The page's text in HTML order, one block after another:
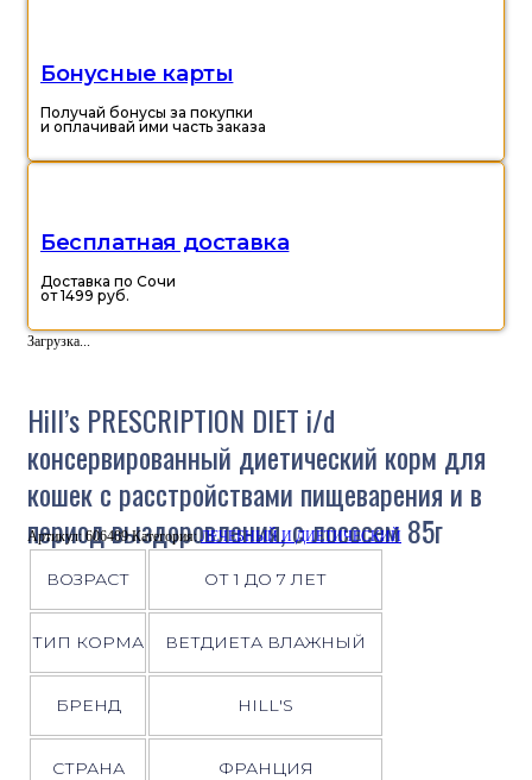
Бонусные карты
Получай бонусы за покупки
и оплачивай ими часть заказа
Бесплатная доставка
Доставка по Сочи
от 1499 руб.
Загрузка...
Hill’s PRESCRIPTION DIET i/d
консервированный диетический корм для
кошек с расстройствами пищеварения и в
период выздоровления, с лососем 85г
Артикул:606409 Категория:ЛЕЧЕБНЫЙ И ДИЕТИЧЕСКИЙ
ВОЗРАСТ ОТ 1 ДО 7 ЛЕТ
ТИП КОРМА ВЕТДИЕТА ВЛАЖНЫЙ
БРЕНД HILL'S
СТРАНА ФРАНЦИЯ